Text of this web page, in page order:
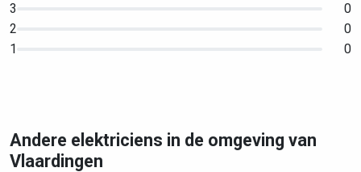
3
0
2
0
1
0
Andere elektriciens in de omgeving van
Vlaardingen